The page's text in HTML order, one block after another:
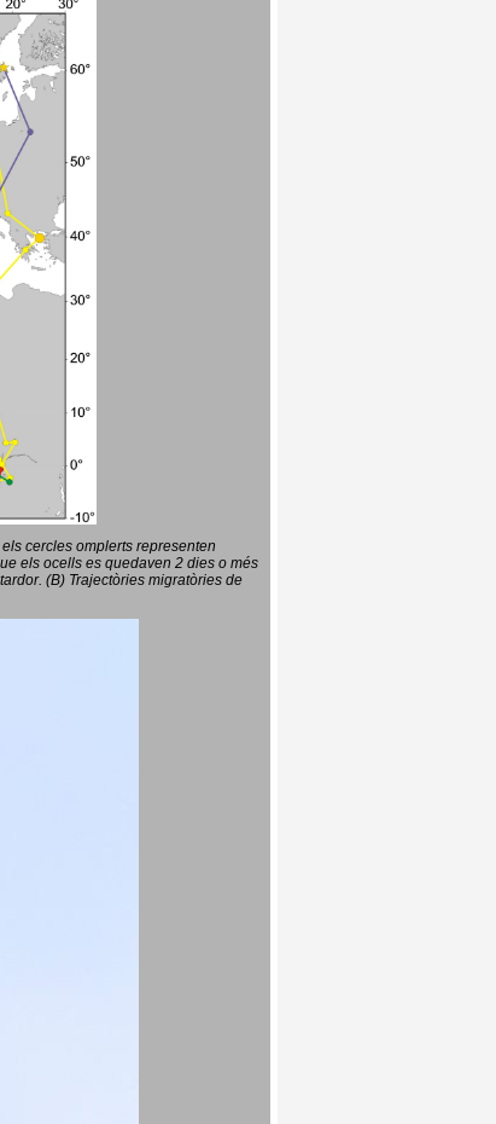
cercles omplerts representen
els ocells es quedaven 2 dies o més
(B) Trajectòries migratòries de